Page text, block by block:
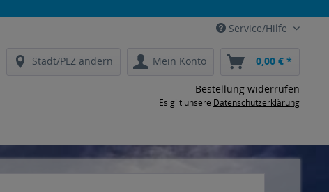
Service/Hilfe
Stadt/PLZ ändern Mein Konto 0,00 € *
Bestellung widerrufen
Es gilt unsere Datenschutzerklärung